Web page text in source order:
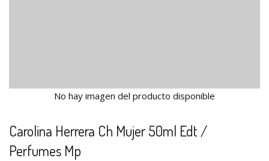
No hay imagen del producto disponible
Carolina Herrera Ch Mujer 50ml Edt /
Perfumes Mp